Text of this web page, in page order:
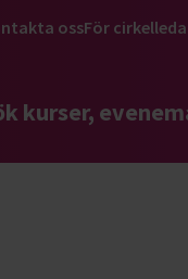
ossFör
kurser,